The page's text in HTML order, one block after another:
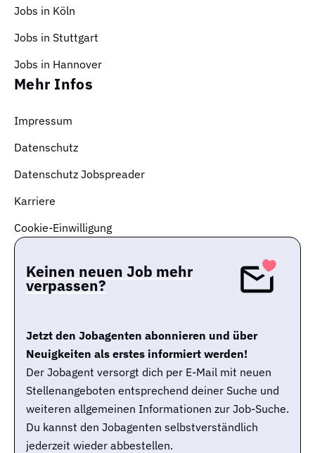
Jobs in Köln
Jobs in Stuttgart
Jobs in Hannover
Mehr Infos
Impressum
Datenschutz
Datenschutz Jobspreader
Karriere
Cookie-Einwilligung
Keinen neuen Job mehr
verpassen?
Jetzt den Jobagenten abonnieren und über
Neuigkeiten als erstes informiert werden!
Der Jobagent versorgt dich per E-Mail mit neuen
Stellenangeboten entsprechend deiner Suche und
weiteren allgemeinen Informationen zur Job-Suche.
Du kannst den Jobagenten selbstverständlich
jederzeit wieder abbestellen.